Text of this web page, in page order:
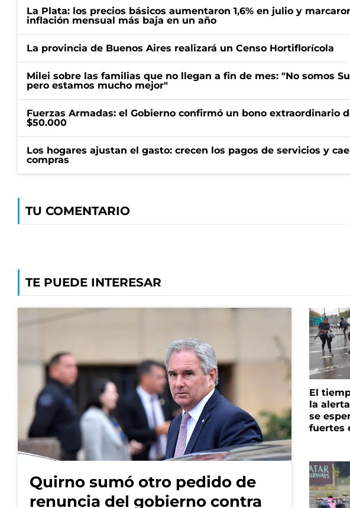
La Plata: los precios básicos aumentaron 1,6% en julio y
inflación mensual más baja en un año
La provincia de Buenos Aires realizará un Censo Hortiflorícola
Milei sobre las familias que no llegan a fin de mes: "No somos
pero estamos mucho mejor"
Fuerzas Armadas: el Gobierno confirmó un bono extraordinario
$50.000
Los hogares ajustan el gasto: crecen los pagos de servicios y
compras
TU COMENTARIO
TE PUEDE INTERESAR
Quirno sumó otro pedido de
renuncia del gobierno contra
El
la
se
fuertes